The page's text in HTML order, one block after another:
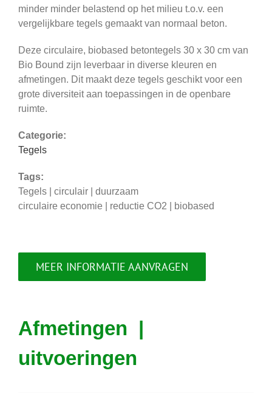
minder minder belastend op het milieu t.o.v. een
vergelijkbare tegels gemaakt van normaal beton.
Deze circulaire, biobased betontegels 30 x 30 cm van
Bio Bound zijn leverbaar in diverse kleuren en
afmetingen. Dit maakt deze tegels geschikt voor een
grote diversiteit aan toepassingen in de openbare
ruimte.
Categorie:
Tegels
Tags:
Tegels | circulair | duurzaam
circulaire economie | reductie CO2 | biobased
MEER INFORMATIE AANVRAGEN
Afmetingen |
uitvoeringen